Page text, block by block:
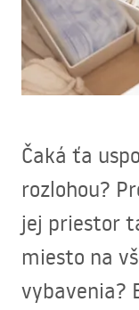
Čaká ťa
rozlohou?
jej priestor
miesto na
vybavenia?